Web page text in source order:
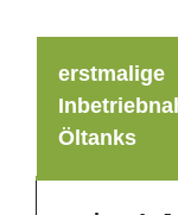
erstmalige
Öltanks